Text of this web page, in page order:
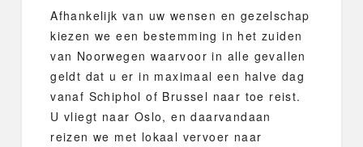
Afhankelijk van uw wensen en gezelschap
kiezen we een bestemming in het zuiden
van Noorwegen waarvoor in alle gevallen
geldt dat u er in maximaal een halve dag
vanaf Schiphol of Brussel naar toe reist.
U vliegt naar Oslo, en daarvandaan
reizen we met lokaal vervoer naar